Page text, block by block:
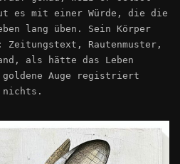
es mit einer Würde, die die
lang üben. Sein Körper
Rautenmuster,
als hätte das Leben
Auge registriert